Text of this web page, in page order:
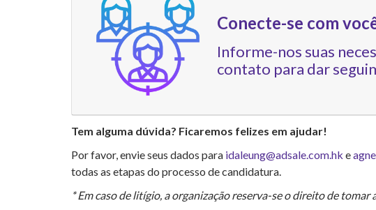
Conecte-se com
Informe-nos suas
contato para dar
Tem alguma dúvida? Ficaremos felizes em ajudar!
Por favor, envie seus dados para idaleung@adsale.com.hk e
todas as etapas do processo de candidatura.
* Em caso de litígio, a organização reserva-se o direito de tomar